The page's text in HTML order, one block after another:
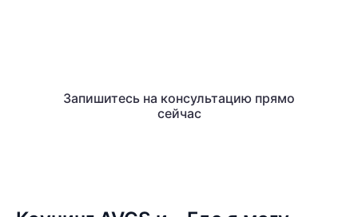
Запишитесь на консультацию прямо
сейчас